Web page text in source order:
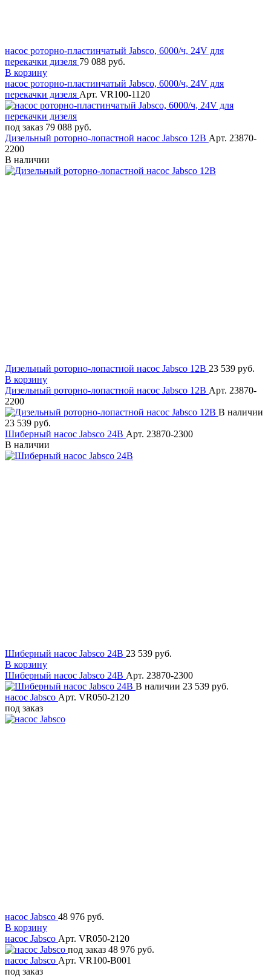
насос роторно-пластинчатый Jabsco, 6000/ч, 24V для
перекачки дизеля 79 088 руб.
В корзину
насос роторно-пластинчатый Jabsco, 6000/ч, 24V для
перекачки дизеля Арт. VR100-1120
под заказ 79 088 руб.
Дизельный роторно-лопастной насос Jabsco 12В Арт. 23870-
2200
В наличии
Дизельный роторно-лопастной насос Jabsco 12В 23 539 руб.
В корзину
Дизельный роторно-лопастной насос Jabsco 12В Арт. 23870-
2200
В наличии
23 539 руб.
Шиберный насос Jabsco 24В Арт. 23870-2300
В наличии
Шиберный насос Jabsco 24В 23 539 руб.
В корзину
Шиберный насос Jabsco 24В Арт. 23870-2300
В наличии 23 539 руб.
насос Jabsco Арт. VR050-2120
под заказ
насос Jabsco 48 976 руб.
В корзину
насос Jabsco Арт. VR050-2120
под заказ 48 976 руб.
насос Jabsco Арт. VR100-B001
под заказ